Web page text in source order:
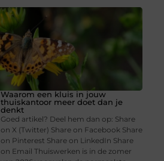
Waarom een kluis in jouw
thuiskantoor meer doet dan je
denkt
Goed artikel? Deel hem dan op: Share
on X (Twitter) Share on Facebook Share
on Pinterest Share on LinkedIn Share
on Email Thuiswerken is in de zomer